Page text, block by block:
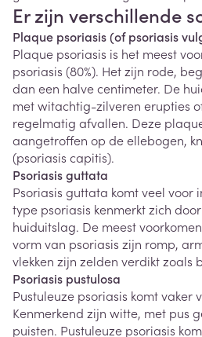
Er zijn verschillende
Plaque psoriasis (of psoriasis
Plaque psoriasis is het meest
psoriasis (80%). Het zijn rode,
dan een halve centimeter. De
met witachtig-zilveren erupties
regelmatig afvallen. Deze
aangetroffen op de ellebogen,
(psoriasis capitis).
Psoriasis guttata
Psoriasis guttata komt veel voor
type psoriasis kenmerkt zich
huiduitslag. De meest
vorm van psoriasis zijn romp,
vlekken zijn zelden verdikt zoals
Psoriasis pustulosa
Pustuleuze psoriasis komt vaker
Kenmerkend zijn witte, met pus
puisten. Pustuleuze psoriasis